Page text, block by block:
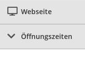
Webseite
Öffnungszeiten